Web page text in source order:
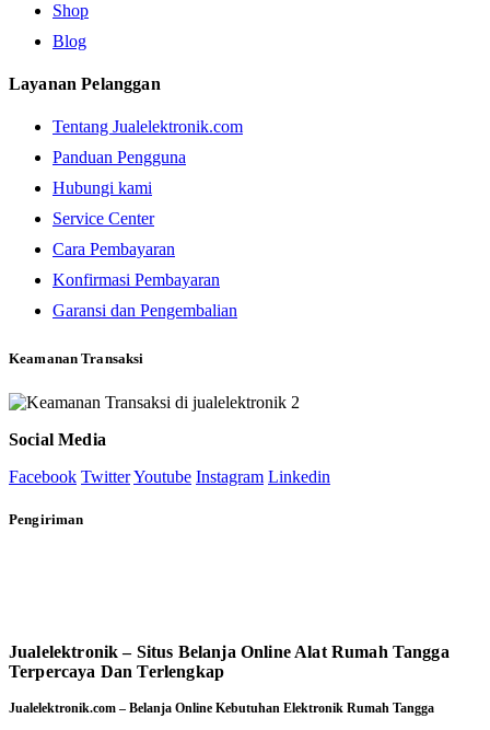
Shop
Blog
Layanan Pelanggan
Tentang Jualelektronik.com
Panduan Pengguna
Hubungi kami
Service Center
Cara Pembayaran
Konfirmasi Pembayaran
Garansi dan Pengembalian
Keamanan Transaksi
Social Media
Facebook TwitterYoutube Instagram Linkedin
Pengiriman
Jualelektronik – Situs Belanja Online Alat Rumah Tangga
Terpercaya Dan Terlengkap
Jualelektronik.com – Belanja Online Kebutuhan Elektronik Rumah Tangga